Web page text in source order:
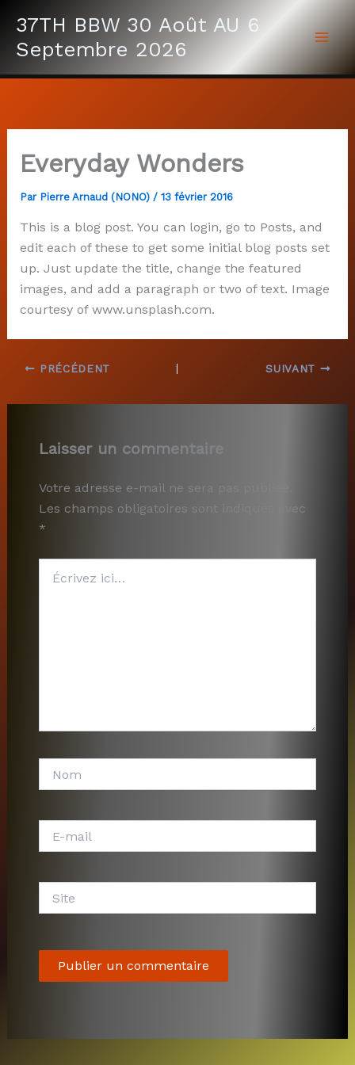
contenu
37TH BBW 30 Août AU 6
Septembre 2026
Everyday Wonders
Par Pierre Arnaud (NONO) / 13 février 2016
This is a blog post. You can login, go to Posts, and
edit each of these to get some initial blog posts set
up. Just update the title, change the featured
images, and add a paragraph or two of text. Image
courtesy of www.unsplash.com.
PRÉCÉDENT SUIVANT
Laisser un commentaire
Votre adresse e-mail ne sera pas publiée.
Les champs obligatoires sont indiqués avec
*
ici…
mail